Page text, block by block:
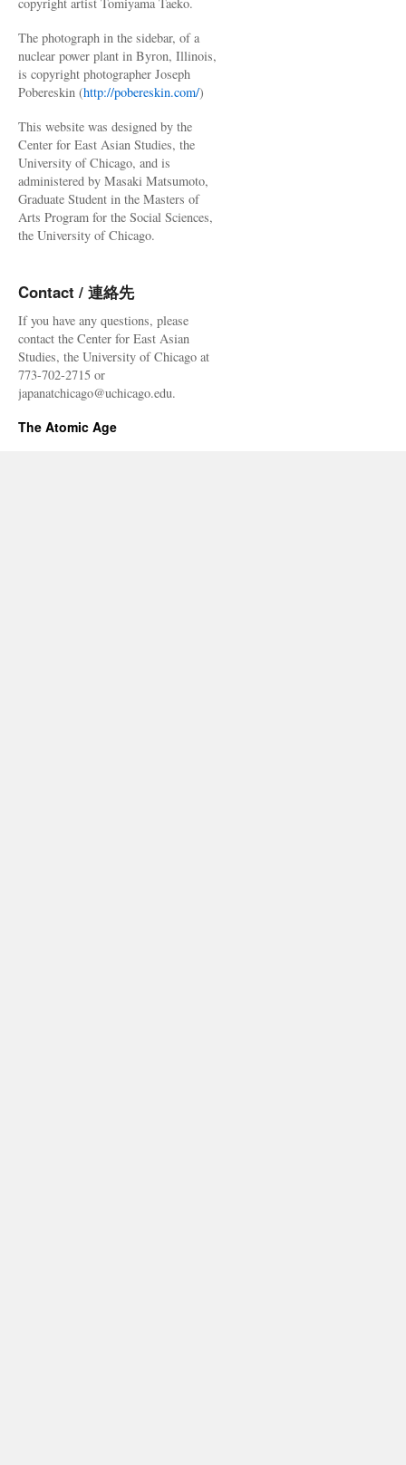
The photograph in the sidebar, of a
nuclear power plant in Byron, Illinois,
is copyright photographer Joseph
Pobereskin (http://pobereskin.com/)
This website was designed by the
Center for East Asian Studies, the
University of Chicago, and is
administered by Masaki Matsumoto,
Graduate Student in the Masters of
Arts Program for the Social Sciences,
the University of Chicago.
Contact / 連絡先
If you have any questions, please
contact the Center for East Asian
Studies, the University of Chicago at
773-702-2715 or
japanatchicago@uchicago.edu.
The Atomic Age